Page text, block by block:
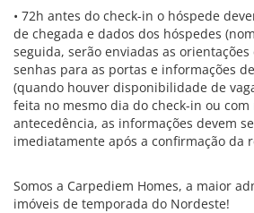
• 72h antes do check-in o hóspede
de chegada e dados dos hóspedes
seguida, serão enviadas as orientações
senhas para as portas e informações
(quando houver disponibilidade de
feita no mesmo dia do check-in ou
antecedência, as informações devem
imediatamente após a confirmação da
Somos a Carpediem Homes, a maior
imóveis de temporada do Nordeste!